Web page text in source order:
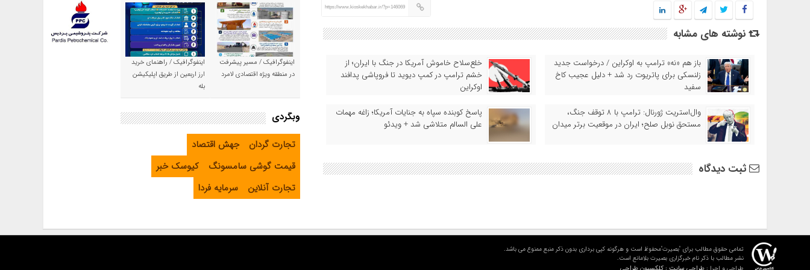
https://www.kioskekhabar.ir/?p=146069
نوشته های مشابه
باز هم «نه» ترامپ به اوکراین / درخواست جدید
زلنسکی برای پاتریوت رد شد + دلیل عجیب کاخ
سفید
خلع‌سلاح خاموش آمریکا در جنگ با ایران؛ از
خشم ترامپ در کمپ دیوید تا فروپاشی پدافند
اوکراین
وال‌استریت ژورنال: ترامپ با ۸ توقف جنگ،
مستحق نوبل صلح؛ ایران در موقعیت برتر میدان
پاسخ کوبنده سپاه به جنایات آمریکا؛ زاغه مهمات
علی السالم متلاشی شد + ویدئو
ثبت دیدگاه
اینفوگرافیک / مسیر پیشرفت
در منطقه ویژه اقتصادی لامرد
اینفوگرافیک / راهنمای خرید
ارز اربعین از طریق اپلیکیشن
بله
وبگردی
تجارت گردان
جهش اقتصاد
قیمت گوشی سامسونگ
کیوسک خبر
تجارت آنلاین
سرمایه فردا
تمامی حقوق مطالب برای "بصیرت"محفوظ است و هرگونه کپی برداری بدون ذکر منبع ممنوع می باشد.
نشر مطالب با ذکر نام خبرگزاری بصیرت بلامانع است.